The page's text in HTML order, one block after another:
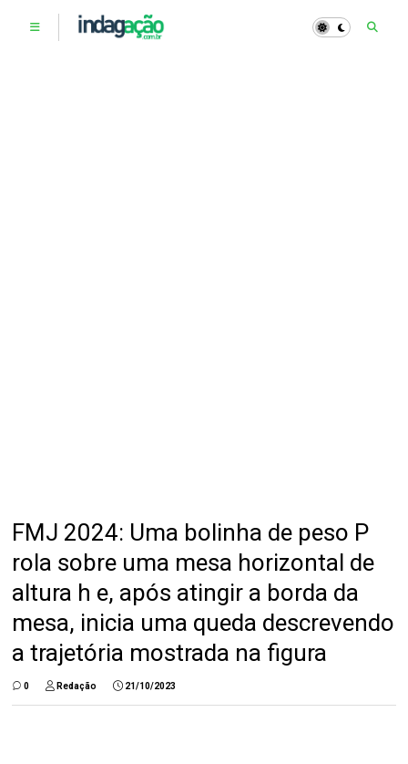
FMJ 2024: Uma bolinha de peso P
rola sobre uma mesa horizontal de
altura h e, após atingir a borda da
mesa, inicia uma queda descrevendo
a trajetória mostrada na figura
0 Redação 21/10/2023